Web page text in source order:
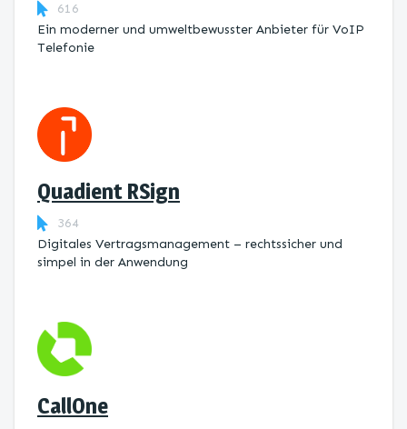
616
Ein moderner und umweltbewusster Anbieter für VoIP
Telefonie
Quadient RSign
364
Digitales Vertragsmanagement – rechtssicher und
simpel in der Anwendung
CallOne